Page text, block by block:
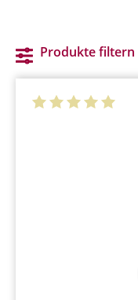
Produkte filtern